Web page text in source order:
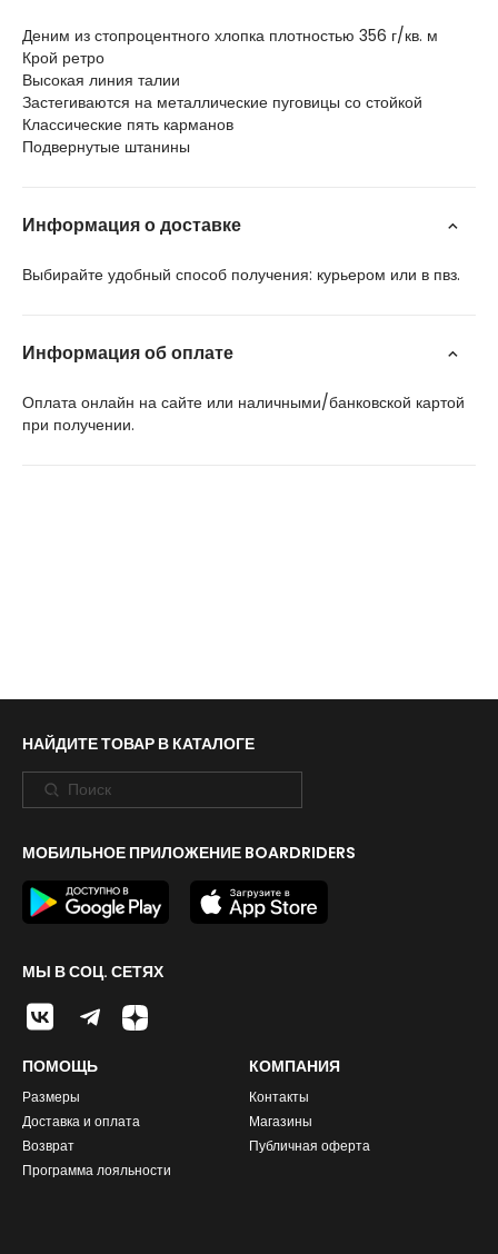
Деним из стопроцентного хлопка плотностью 356 г/кв. м
Крой ретро
Высокая линия талии
Застегиваются на металлические пуговицы со стойкой
Классические пять карманов
Подвернутые штанины
Информация о доставке
Выбирайте удобный способ получения: курьером или в пвз.
Информация об оплате
Оплата онлайн на сайте или наличными/банковской картой
при получении.
НАЙДИТЕ ТОВАР В КАТАЛОГЕ
МОБИЛЬНОЕ ПРИЛОЖЕНИЕ BOARDRIDERS
МЫ В СОЦ. СЕТЯХ
ПОМОЩЬ
Размеры
Доставка и оплата
Возврат
Программа лояльности
КОМПАНИЯ
Контакты
Магазины
Публичная оферта